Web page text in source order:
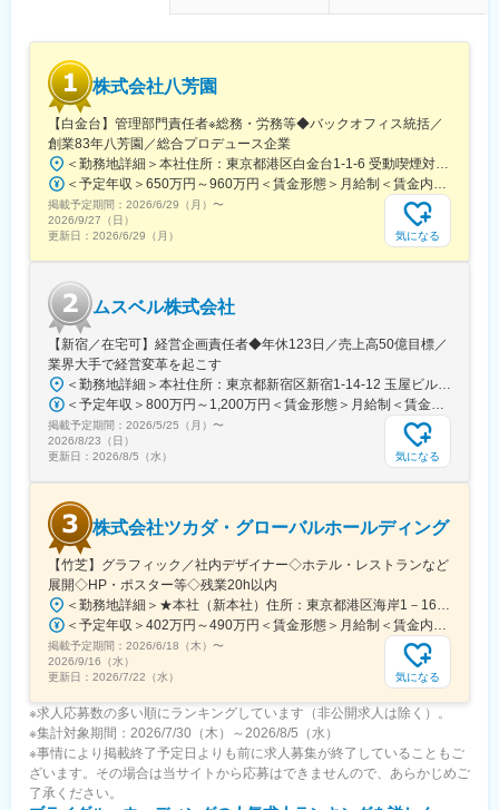
株式会社八芳園
【白金台】管理部門責任者※総務・労務等◆バックオフィス統括／
創業83年八芳園／総合プロデュース企業
＜勤務地詳細＞本社住所：東京都港区白金台1-1-6 受動喫煙対策：屋内全面禁煙変更の範囲：会社の定める事業所
＜予定年収＞650万円～960万円＜賃金形態＞月給制＜賃金内訳＞月額（基本給）：500,000円～800,000円＜月給＞500,000円～800,000円＜昇給有無＞有＜残業手当＞有＜給与補足＞■昇給年1回（10月）■賞与年1回（10月）※業績による賃金はあくまでも目安の金額であり、選考を通じて上下する可能性があります。月給(月額)は固定手当を含めた表記です。
掲載予定期間： 2026/6/29（月） 〜
2026/9/27（日）
更新日： 2026/6/29（月） 気になる
ムスベル株式会社
【新宿／在宅可】経営企画責任者◆年休123日／売上高50億目標／
業界大手で経営変革を起こす
＜勤務地詳細＞本社住所：東京都新宿区新宿1-14-12 玉屋ビル1F受動喫煙対策：屋内全面禁煙変更の範囲：無
＜予定年収＞800万円～1,200万円＜賃金形態＞月給制＜賃金内訳＞月額（基本給）：600,000円～920,000円＜月給＞600,000円～920,000円＜昇給有無＞有＜残業手当＞無賃金はあくまでも目安の金額であり、選考を通じて上下する可能性があります。月給(月額)は固定手当を含めた表記です。
掲載予定期間： 2026/5/25（月） 〜
2026/8/23（日）
更新日： 2026/8/5（水） 気になる
株式会社ツカダ・グローバルホールディング
【竹芝】グラフィック／社内デザイナー◇ホテル・レストランなど
展開◇HP・ポスター等◇残業20h以内
＜勤務地詳細＞★本社（新本社）住所：東京都港区海岸1－16－1 ニューピア竹芝サウスタワー12F勤務地最寄駅：JR線／浜松町駅受動喫煙対策：屋内全面禁煙変更の範囲：会社の定める事業所（リモートワーク含む）
＜予定年収＞402万円～490万円＜賃金形態＞月給制＜賃金内訳＞月額（基本給）：275,000円～332,000円＜月給＞275,000円～332,000円＜昇給有無＞有＜残業手当＞有＜給与補足＞※年収には、賞与年2回／6月（一部額8月）、12月（一部額2月）支給／年間実績3ヵ月分含む※賞与額は、会社業績・個人評価により一部変動あり■昇給・昇格：1回（4月）賃金はあくまでも目安の金額であり、選考を通じて上下する可能性があります。月給(月額)は固定手当を含めた表記です。
掲載予定期間： 2026/6/18（木） 〜
2026/9/16（水）
更新日： 2026/7/22（水） 気になる
※求人応募数の多い順にランキングしています（非公開求人は除く）。
※集計対象期間：2026/7/30（木）～2026/8/5（水）
※事情により掲載終了予定日よりも前に求人募集が終了していることもご
ざいます。その場合は当サイトから応募はできませんので、あらかじめご
了承ください。